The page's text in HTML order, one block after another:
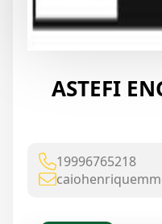
ASTEFI
19996765218